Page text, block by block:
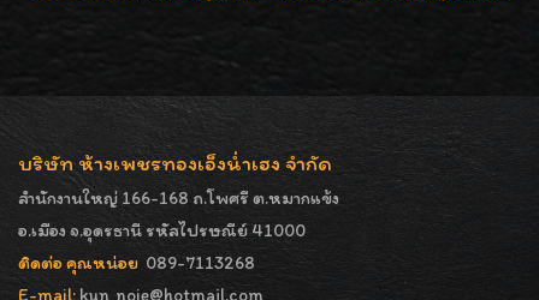
บริษัท ห้างเพชรทองเอ็งน่ำเฮง จำกัด
สำนักงานใหญ่ 166-168 ถ.โพศรี ต.หมากแข้ง
อ.เมือง จ.อุดรธานี รหัสไปรษณีย์ 41000
ติดต่อ คุณหน่อย 089-7113268
E-mail: kun_noie@hotmail.com